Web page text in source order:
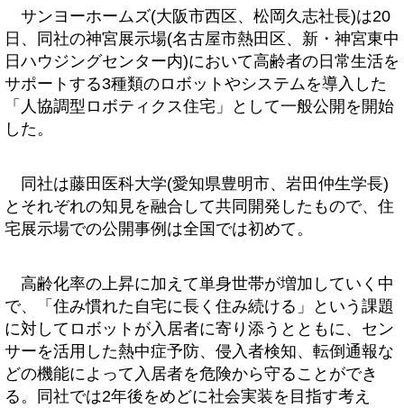
サンヨーホームズ(大阪市西区、松岡久志社長)は20
日、同社の神宮展示場(名古屋市熱田区、新・神宮東中
日ハウジングセンター内)において高齢者の日常生活を
サポートする3種類のロボットやシステムを導入した
「人協調型ロボティクス住宅」として一般公開を開始
した。
同社は藤田医科大学(愛知県豊明市、岩田仲生学長)
とそれぞれの知見を融合して共同開発したもので、住
宅展示場での公開事例は全国では初めて。
高齢化率の上昇に加えて単身世帯が増加していく中
で、「住み慣れた自宅に長く住み続ける」という課題
に対してロボットが入居者に寄り添うとともに、セン
サーを活用した熱中症予防、侵入者検知、転倒通報な
どの機能によって入居者を危険から守ることができ
る。同社では2年後をめどに社会実装を目指す考え